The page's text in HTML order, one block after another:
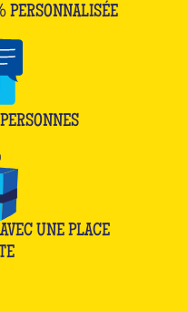
PERSONNALISÉE
PERSONNES
UNE PLACE